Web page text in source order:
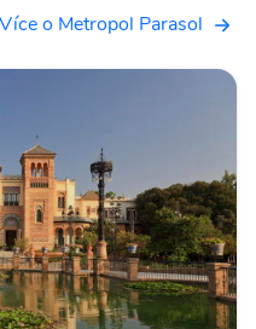
Více o Metropol Parasol